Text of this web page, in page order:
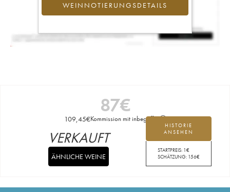
WEINNOTIERUNGSDETAILS
87€
109,45€Kommission mit inbegriffen
HISTORIE
ANSEHEN
STARTPREIS: 1€
SCHÄTZUNG: 156€
VERKAUFT
ÄHNLICHE WEINE